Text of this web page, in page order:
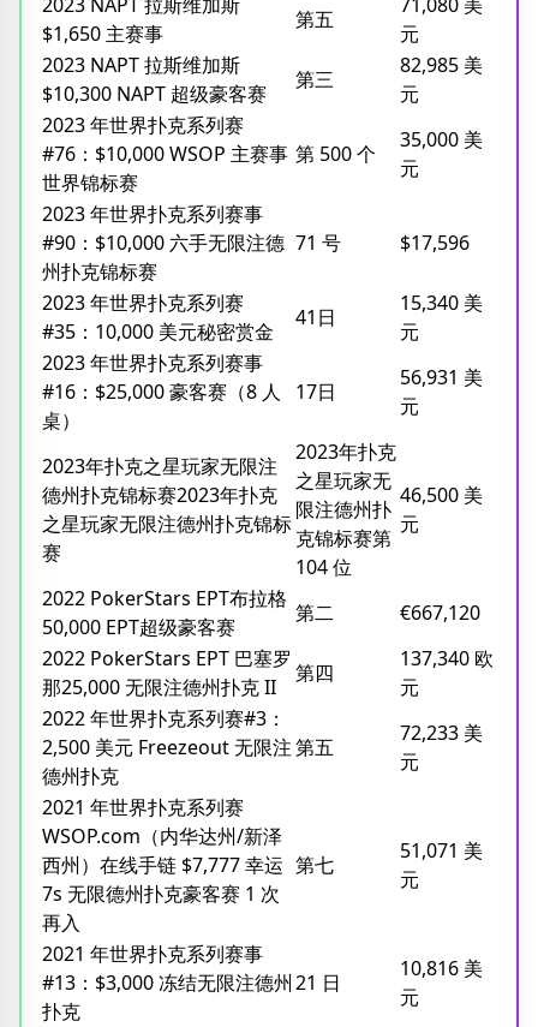
$1,650 主赛事
第五
元
2023 NAPT 拉斯维加斯
$10,300 NAPT 超级豪客赛
第三
82,985 美
元
2023 年世界扑克系列赛
#76：$10,000 WSOP 主赛事
世界锦标赛
第 500 个
35,000 美
元
2023 年世界扑克系列赛事
#90：$10,000 六手无限注德
州扑克锦标赛
71 号 $17,596
2023 年世界扑克系列赛
#35：10,000 美元秘密赏金
41日
15,340 美
元
2023 年世界扑克系列赛事
#16：$25,000 豪客赛（8 人
桌）
17日
56,931 美
元
2023年扑克之星玩家无限注
德州扑克锦标赛2023年扑克
之星玩家无限注德州扑克锦标
赛
2023年扑克
之星玩家无
限注德州扑
克锦标赛第
104 位
46,500 美
元
2022 PokerStars EPT布拉格
50,000 EPT超级豪客赛
第二
€667,120
2022 PokerStars EPT 巴塞罗
那25,000 无限注德州扑克 II
第四
137,340 欧
元
2022 年世界扑克系列赛#3：
2,500 美元 Freezeout 无限注
德州扑克
第五
72,233 美
元
2021 年世界扑克系列赛
WSOP.com（内华达州/新泽
西州）在线手链 $7,777 幸运
7s 无限德州扑克豪客赛 1 次
再入
第七
51,071 美
元
2021 年世界扑克系列赛事
#13​​：$3,000 冻结无限注德州
扑克
21 日
10,816 美
元